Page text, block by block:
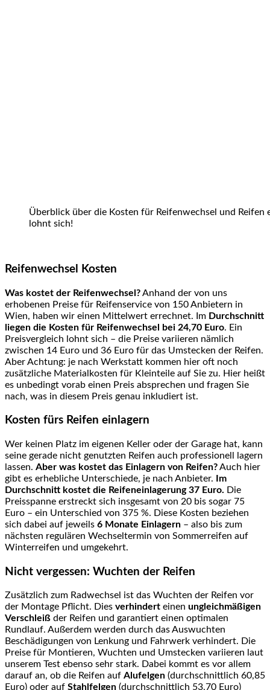
Überblick über die Kosten für Reifenwechsel und Reifen
lohnt sich!
Reifenwechsel Kosten
Was kostet der Reifenwechsel?Anhand der von uns
erhobenen Preise für Reifenservice von 150 Anbietern in
Wien, haben wir einen Mittelwert errechnet. Im Durchschnitt
liegen die Kosten für Reifenwechsel bei 24,70 Euro. Ein
Preisvergleich lohnt sich – die Preise variieren nämlich
zwischen 14 Euro und 36 Euro für das Umstecken der Reifen.
Aber Achtung: je nach Werkstatt kommen hier oft noch
zusätzliche Materialkosten für Kleinteile auf Sie zu. Hier heißt
es unbedingt vorab einen Preis absprechen und fragen Sie
nach, was in diesem Preis genau inkludiert ist.
Kosten fürs Reifen einlagern
Wer keinen Platz im eigenen Keller oder der Garage hat, kann
seine gerade nicht genutzten Reifen auch professionell lagern
lassen. Aber was kostet das Einlagern von Reifen?Auch hier
gibt es erhebliche Unterschiede, je nach Anbieter.
Im
Durchschnitt kostet die Reifeneinlagerung 37 Euro. Die
Preisspanne erstreckt sich insgesamt von 20 bis sogar 75
Euro – ein Unterschied von 375 %. Diese Kosten beziehen
sich dabei auf jeweils 6 Monate Einlagern – also bis zum
nächsten regulären Wechseltermin von Sommerreifen auf
Winterreifen und umgekehrt.
Nicht vergessen: Wuchten der Reifen
Zusätzlich zum Radwechsel ist das Wuchten der Reifen vor
der Montage Pflicht. Dies verhindert einen ungleichmäßigen
Verschleiß der Reifen und garantiert einen optimalen
Rundlauf. Außerdem werden durch das Auswuchten
Beschädigungen von Lenkung und Fahrwerk verhindert. Die
Preise für Montieren, Wuchten und Umstecken variieren laut
unserem Test ebenso sehr stark. Dabei kommt es vor allem
darauf an, ob die Reifen auf Alufelgen (durchschnittlich 60,85
Euro) oder auf Stahlfelgen (durchschnittlich 53,70 Euro)